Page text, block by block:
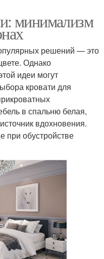
минимализм
решений — это
Однако
идеи могут
кровати для
в спальню белая,
вдохновения.
при обустройстве